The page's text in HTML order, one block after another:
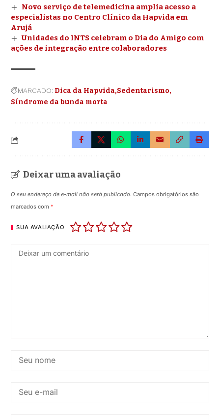
Novo serviço de telemedicina amplia acesso a
especialistas no Centro Clínico da Hapvida em
Arujá
Unidades do INTS celebram o Dia do Amigo com
ações de integração entre colaboradores
MARCADO: Dica da Hapvida Sedentarismo
Síndrome da bunda morta
Deixar uma avaliação
O seu endereço de e-mail não será publicado. Campos obrigatórios são
marcados com*
SUA AVALIAÇÃO